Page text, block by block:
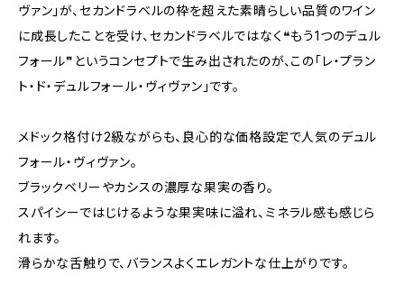
ヴァン」が、セカンドラベルの枠を超えた素晴らしい品質のワイン
に成長したことを受け、セカンドラベルではなく❝もう1つのデュル
フォール❞というコンセプトで生み出されたのが、この「レ・プラン
ト・ド・デュルフォール・ヴィヴァン」です。
メドック格付け2級ながらも、良心的な価格設定で人気のデュル
フォール・ヴィヴァン。
ブラックベリーやカシスの濃厚な果実の香り。
スパイシーではじけるような果実味に溢れ、ミネラル感も感じら
れます。
滑らかな舌触りで、バランスよくエレガントな仕上がりです。